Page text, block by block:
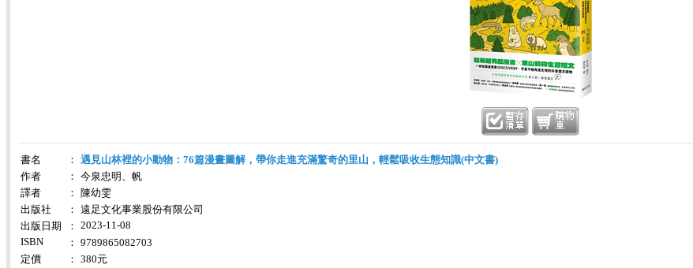
書名 ：
遇見山林裡的小動物：76篇漫畫圖解，帶你走進充滿驚奇的里山，輕鬆吸收生態知識(中文書)
作者
：
今泉忠明、帆
譯者
：
陳幼雯
出版社
：
遠足文化事業股份有限公司
出版日期
：
2023-11-08
ISBN
：
9789865082703
定價
： 380元